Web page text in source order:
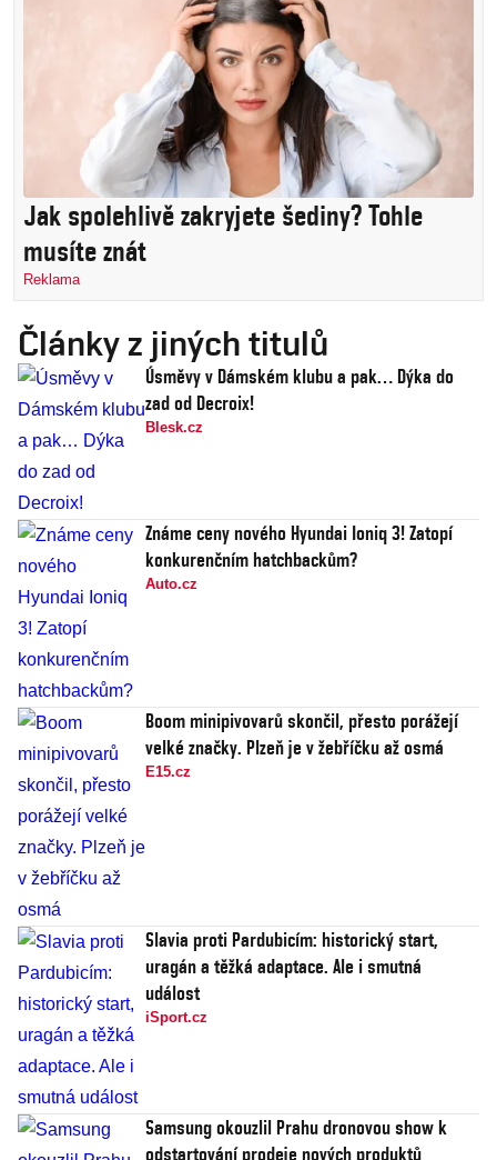
Jak spolehlivě zakryjete šediny? Tohle
musíte znát
Reklama
Články z jiných titulů
Úsměvy v Dámském klubu a pak… Dýka do
zad od Decroix!
Blesk.cz
Známe ceny nového Hyundai Ioniq 3! Zatopí
konkurenčním hatchbackům?
Auto.cz
Boom minipivovarů skončil, přesto porážejí
velké značky. Plzeň je v žebříčku až osmá
E15.cz
Slavia proti Pardubicím: historický start,
uragán a těžká adaptace. Ale i smutná
událost
iSport.cz
Samsung okouzlil Prahu dronovou show k
odstartování prodeje nových produktů